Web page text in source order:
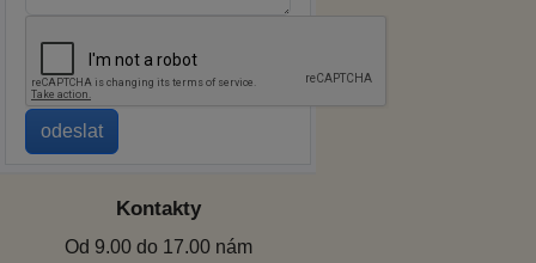
Kontakty
Od 9.00 do 17.00 nám